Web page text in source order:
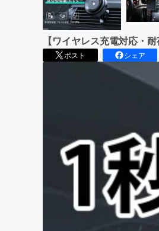
【ワイヤレス充電対応・
ポスト シェア